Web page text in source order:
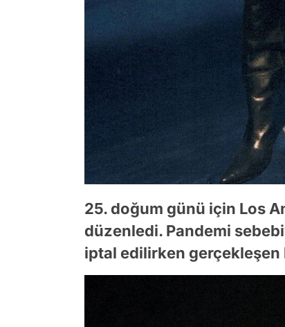
25. doğum günü için Los
düzenledi. Pandemi
iptal edilirken